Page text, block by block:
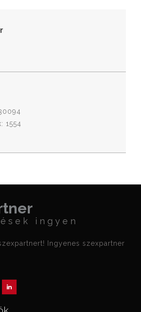
1554
ingyen
Ingyenes szexpartner